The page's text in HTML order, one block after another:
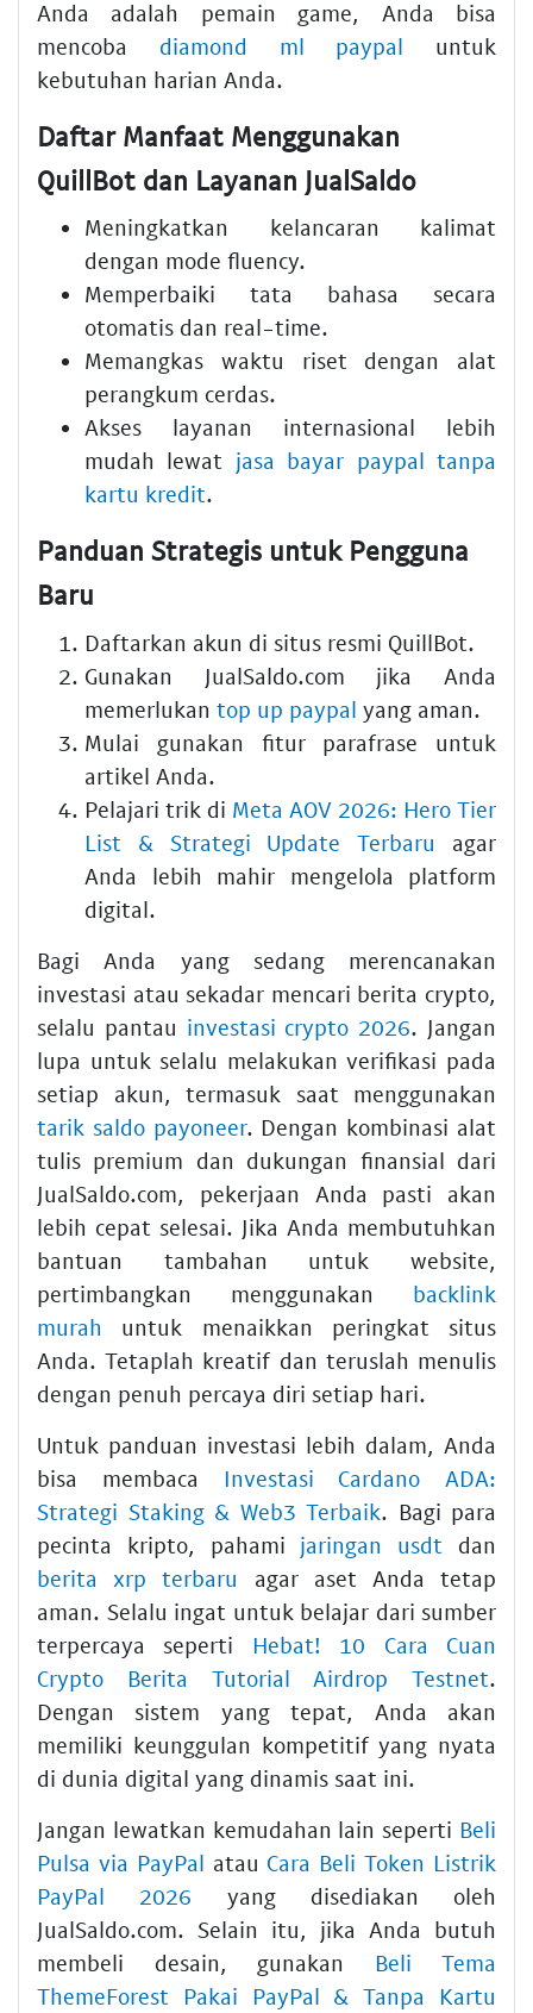
Anda adalah pemain game, Anda bisa
mencoba diamond ml paypal untuk
kebutuhan harian Anda.
Daftar Manfaat Menggunakan
QuillBot dan Layanan JualSaldo
Meningkatkan kelancaran kalimat
dengan mode fluency.
Memperbaiki tata bahasa secara
otomatis dan real-time.
Memangkas waktu riset dengan alat
perangkum cerdas.
Akses layanan internasional lebih
mudah lewat jasa bayar paypal tanpa
kartu kredit.
Panduan Strategis untuk Pengguna
Baru
Daftarkan akun di situs resmi QuillBot.
Gunakan JualSaldo.com jika Anda
memerlukan top up paypal yang aman.
Mulai gunakan fitur parafrase untuk
artikel Anda.
Pelajari trik di Meta AOV 2026: Hero Tier
List & Strategi Update Terbaru agar
Anda lebih mahir mengelola platform
digital.
Bagi Anda yang sedang merencanakan
investasi atau sekadar mencari berita crypto,
selalu pantau investasi crypto 2026. Jangan
lupa untuk selalu melakukan verifikasi pada
setiap akun, termasuk saat menggunakan
tarik saldo payoneer. Dengan kombinasi alat
tulis premium dan dukungan finansial dari
JualSaldo.com, pekerjaan Anda pasti akan
lebih cepat selesai. Jika Anda membutuhkan
bantuan tambahan untuk website,
pertimbangkan menggunakan backlink
murah untuk menaikkan peringkat situs
Anda. Tetaplah kreatif dan teruslah menulis
dengan penuh percaya diri setiap hari.
Untuk panduan investasi lebih dalam, Anda
bisa membaca Investasi Cardano ADA:
Strategi Staking & Web3 Terbaik. Bagi para
pecinta kripto, pahami jaringan usdt dan
berita xrp terbaru
agar aset Anda tetap
aman. Selalu ingat untuk belajar dari sumber
terpercaya seperti Hebat! 10 Cara Cuan
Crypto Berita Tutorial Airdrop Testnet.
Dengan sistem yang tepat, Anda akan
memiliki keunggulan kompetitif yang nyata
di dunia digital yang dinamis saat ini.
Jangan lewatkan kemudahan lain seperti Beli
Pulsa via PayPal atau Cara Beli Token Listrik
PayPal 2026 yang disediakan oleh
JualSaldo.com. Selain itu, jika Anda butuh
membeli desain, gunakan Beli Tema
ThemeForest Pakai PayPal & Tanpa Kartu